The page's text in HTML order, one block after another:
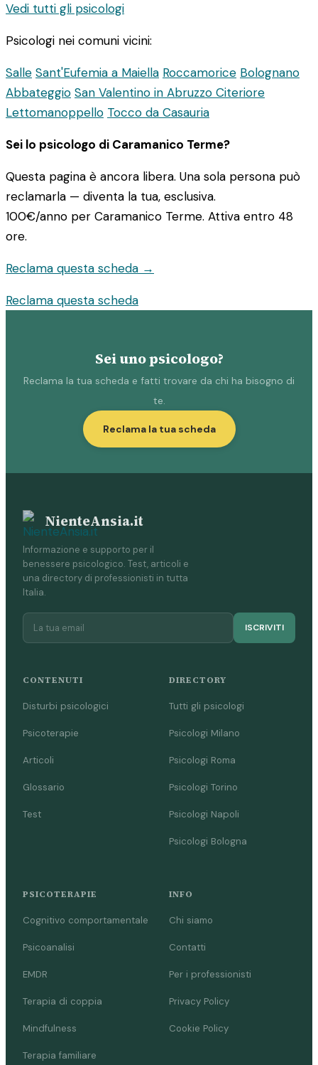
Vedi tutti gli psicologi
Psicologi nei comuni vicini:
Salle Sant'Eufemia a Maiella Roccamorice Bolognano
Abbateggio San Valentino in Abruzzo Citeriore
Lettomanoppello Tocco da Casauria
Sei lo psicologo di Caramanico Terme?
Questa pagina è ancora libera. Una sola persona può
reclamarla — diventa la tua, esclusiva.
100€/anno per Caramanico Terme. Attiva entro 48
ore.
Reclama questa scheda →
Reclama questa scheda
Sei uno psicologo?
Reclama la tua scheda e fatti trovare da chi ha bisogno di
te.
Reclama la tua scheda
NienteAnsia.it
Informazione e supporto per il
benessere psicologico. Test, articoli e
una directory di professionisti in tutta
Italia.
ISCRIVITI
CONTENUTI
Disturbi psicologici
Psicoterapie
Articoli
Glossario
Test
DIRECTORY
Tutti gli psicologi
Psicologi Milano
Psicologi Roma
Psicologi Torino
Psicologi Napoli
Psicologi Bologna
PSICOTERAPIE
Cognitivo comportamentale
Psicoanalisi
EMDR
Terapia di coppia
Mindfulness
Terapia familiare
INFO
Chi siamo
Contatti
Per i professionisti
Privacy Policy
Cookie Policy